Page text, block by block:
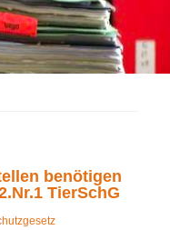
benötigen
TierSchG